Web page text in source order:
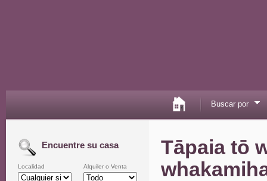
Buscar por
Encuentre su casa
Localidad Alquiler o Venta
Tāpaia tō